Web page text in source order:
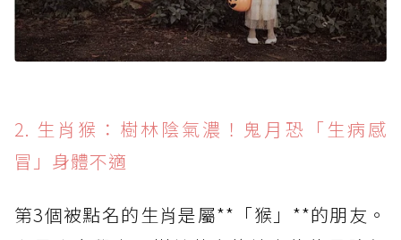
2. 生肖猴：樹林陰氣濃！鬼月恐「生病感
冒」身體不適
第3個被點名的生肖是屬**「猴」**的朋友。